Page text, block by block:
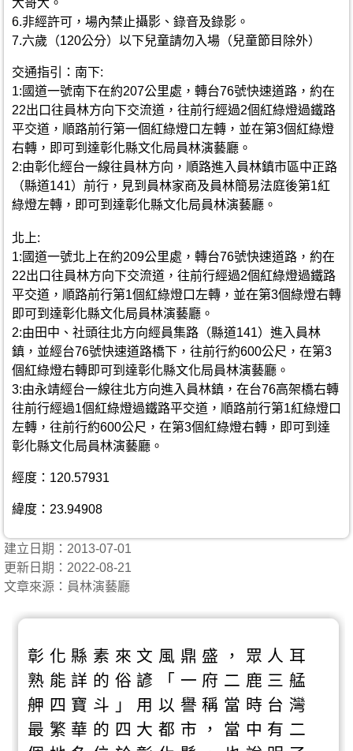
大哥大。
6.非經許可，場內禁止攝影、錄音及錄影。
7.六歲（120公分）以下兒童請勿入場（兒童節目除外）
交通指引：南下:
1:國道一號南下在約207公里處，轉台76號快速道路，約在
22出口往員林方向下交流道，往前行經過2個紅綠燈過鐵路
平交道，順路前行第一個紅綠燈口左轉，並在第3個紅綠燈
右轉，即可到達彰化縣文化局員林演藝廳。
2:由彰化經台一線往員林方向，順路進入員林鎮市區中正路
（縣道141）前行，見到員林家商及員林簡易法庭後第1紅
綠燈左轉，即可到達彰化縣文化局員林演藝廳。
北上:
1:國道一號北上在約209公里處，轉台76號快速道路，約在
22出口往員林方向下交流道，往前行經過2個紅綠燈過鐵路
平交道，順路前行第1個紅綠燈口左轉，並在第3個綠燈右轉
即可到達彰化縣文化局員林演藝廳。
2:由田中、社頭往北方向經員集路（縣道141）進入員林
鎮，並經台76號快速道路橋下，往前行約600公尺，在第3
個紅綠燈右轉即可到達彰化縣文化局員林演藝廳。
3:由永靖經台一線往北方向進入員林鎮，在台76高架橋右轉
往前行經過1個紅綠燈過鐵路平交道，順路前行第1紅綠燈口
左轉，往前行約600公尺，在第3個紅綠燈右轉，即可到達
彰化縣文化局員林演藝廳。
經度：120.57931
緯度：23.94908
建立日期：2013-07-01
更新日期：2022-08-21
文章來源：員林演藝廳
彰化縣素來文風鼎盛，眾人耳
熟能詳的俗諺「一府二鹿三艋
舺四寶斗」用以譽稱當時台灣
最繁華的四大都市，當中有二